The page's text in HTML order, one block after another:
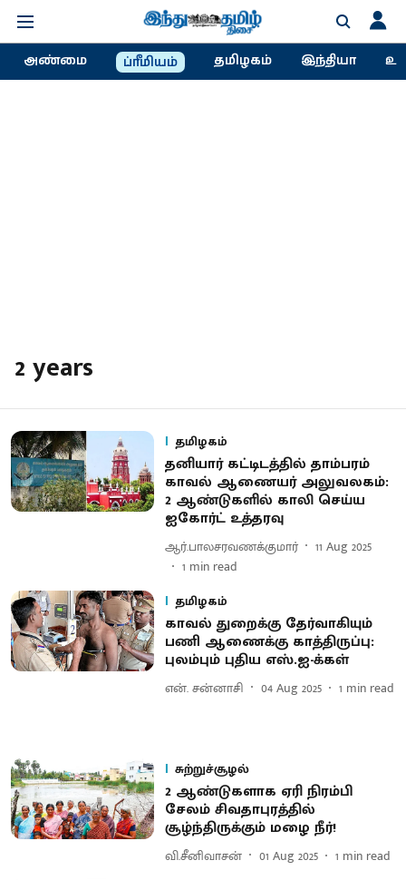
அண்மை ப்ரீமியம் தமிழகம் இந்தியா
2 years
தமிழகம்
தனியார் கட்டிடத்தில் தாம்பரம்
காவல் ஆணையர் அலுவலகம்:
2 ஆண்டுகளில் காலி செய்ய
ஐகோர்ட் உத்தரவு
ஆர்.பாலசரவணக்குமார்
11 Aug 2025
1 min read
தமிழகம்
காவல் துறைக்கு தேர்வாகியும்
பணி ஆணைக்கு காத்திருப்பு:
புலம்பும் புதிய எஸ்.ஐ-க்கள்
என். சன்னாசி 04 Aug 2025 1 min read
சுற்றுச்சூழல்
2 ஆண்டுகளாக ஏரி நிரம்பி
சேலம் சிவதாபுரத்தில்
சூழ்ந்திருக்கும் மழை நீர்!
வி.சீனிவாசன் 01 Aug 2025 1 min read